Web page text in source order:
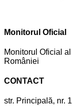
Monitorul Oficial
Monitorul Oficial
României
CONTACT
str. Principală, nr.